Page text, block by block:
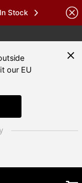
Stock
TILAUKSIIN
our EU